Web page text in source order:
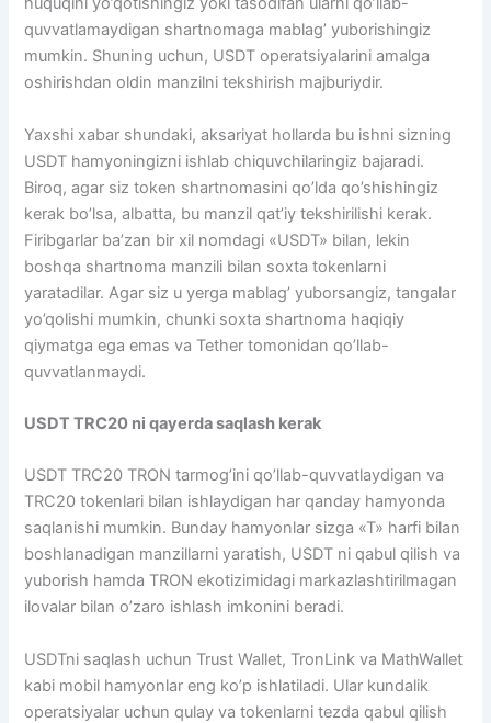
quvvatlamaydigan shartnomaga mablag’ yuborishingiz
mumkin. Shuning uchun, USDT operatsiyalarini amalga
oshirishdan oldin manzilni tekshirish majburiydir.
Yaxshi xabar shundaki, aksariyat hollarda bu ishni sizning
USDT hamyoningizni ishlab chiquvchilaringiz bajaradi.
Biroq, agar siz token shartnomasini qo’lda qo’shishingiz
kerak bo’lsa, albatta, bu manzil qat’iy tekshirilishi kerak.
Firibgarlar ba’zan bir xil nomdagi «USDT» bilan, lekin
boshqa shartnoma manzili bilan soxta tokenlarni
yaratadilar. Agar siz u yerga mablag’ yuborsangiz, tangalar
yo’qolishi mumkin, chunki soxta shartnoma haqiqiy
qiymatga ega emas va Tether tomonidan qo’llab-
quvvatlanmaydi.
USDT TRC20 ni qayerda saqlash kerak
USDT TRC20 TRON tarmog’ini qo’llab-quvvatlaydigan va
TRC20 tokenlari bilan ishlaydigan har qanday hamyonda
saqlanishi mumkin. Bunday hamyonlar sizga «T» harfi bilan
boshlanadigan manzillarni yaratish, USDT ni qabul qilish va
yuborish hamda TRON ekotizimidagi markazlashtirilmagan
ilovalar bilan o’zaro ishlash imkonini beradi.
USDTni saqlash uchun Trust Wallet, TronLink va MathWallet
kabi mobil hamyonlar eng ko’p ishlatiladi. Ular kundalik
operatsiyalar uchun qulay va tokenlarni tezda qabul qilish